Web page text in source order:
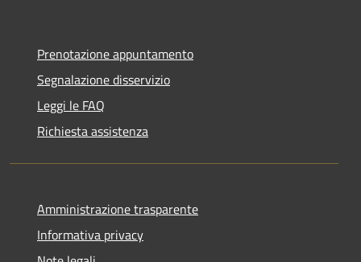
Prenotazione appuntamento
Segnalazione disservizio
Leggi le FAQ
Richiesta assistenza
Amministrazione trasparente
Informativa privacy